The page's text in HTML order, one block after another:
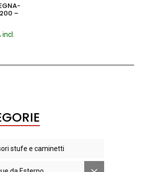
200 –
incl.
stufe e caminetti